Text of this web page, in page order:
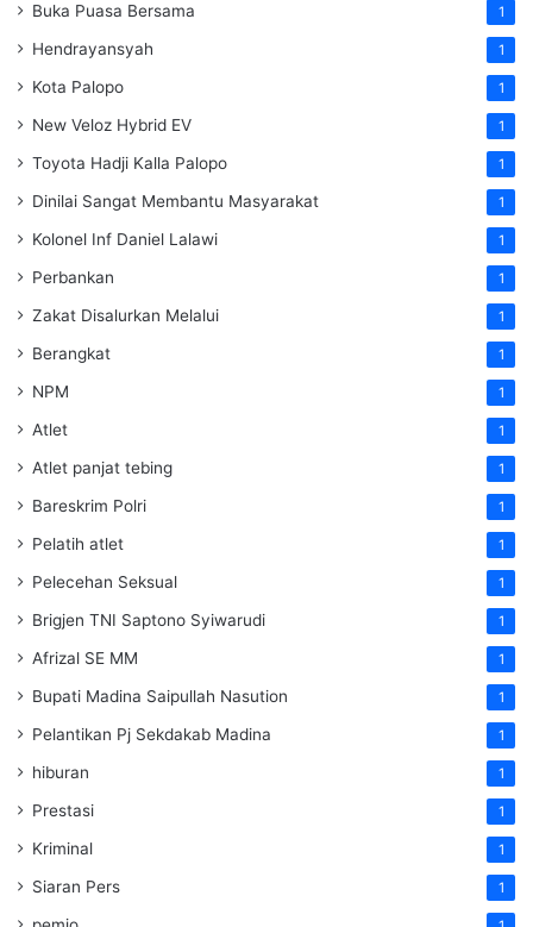
Buka Puasa Bersama 1
Hendrayansyah 1
Kota Palopo 1
New Veloz Hybrid EV 1
Toyota Hadji Kalla Palopo 1
Dinilai Sangat Membantu Masyarakat 1
Kolonel Inf Daniel Lalawi 1
Perbankan 1
Zakat Disalurkan Melalui 1
Berangkat 1
NPM 1
Atlet 1
Atlet panjat tebing 1
Bareskrim Polri 1
Pelatih atlet 1
Pelecehan Seksual 1
Brigjen TNI Saptono Syiwarudi 1
Afrizal SE MM 1
Bupati Madina Saipullah Nasution 1
Pelantikan Pj Sekdakab Madina 1
hiburan 1
Prestasi 1
Kriminal 1
Siaran Pers 1